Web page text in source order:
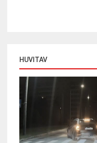
HUVITAV